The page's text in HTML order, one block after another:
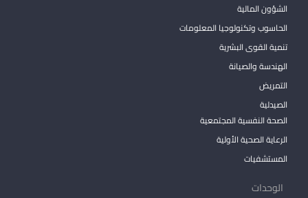
الشؤون المالية
الحاسوب وتكنولوجيا المعلومات
تنمية القوى البشرية
الهندسة والصيانة
التمريض
الصيدلية
الصحة النفسية المجتمعية
الرعاية الصحية الأولية
المستشفيات
الوحدات